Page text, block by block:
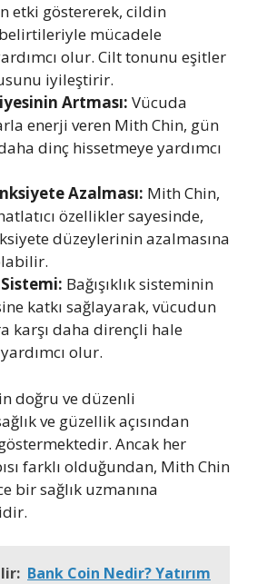
etki göstererek, cildin
mücadele
olur. Cilt tonunu eşitler
iyileştirir.
Artması: Vücuda
enerji veren Mith Chin, gün
dinç hissetmeye yardımcı
Azalması: Mith Chin,
özellikler sayesinde,
düzeylerinin azalmasına
Sistemi: Bağışıklık sisteminin
katkı sağlayarak, vücudun
karşı daha dirençli hale
olur.
doğru ve düzenli
ve güzellik açısından
Ancak her
farklı olduğundan, Mith Chin
bir sağlık uzmanına
Bank Coin Nedir? Yatırım